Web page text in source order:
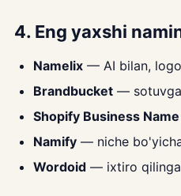
4. Eng yaxshi
Namelix — AI bilan,
Brandbucket —
Shopify Business
Namify — niche
Wordoid — ixtiro